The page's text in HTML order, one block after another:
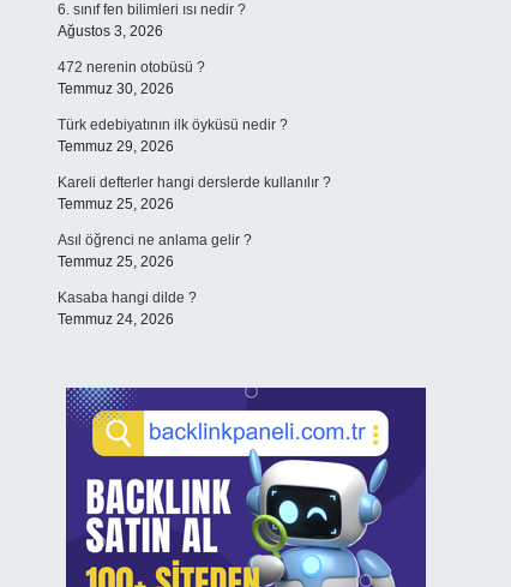
6. sınıf fen bilimleri ısı nedir ?
Ağustos 3, 2026
472 nerenin otobüsü ?
Temmuz 30, 2026
Türk edebiyatının ilk öyküsü nedir ?
Temmuz 29, 2026
Kareli defterler hangi derslerde kullanılır ?
Temmuz 25, 2026
Asıl öğrenci ne anlama gelir ?
Temmuz 25, 2026
Kasaba hangi dilde ?
Temmuz 24, 2026